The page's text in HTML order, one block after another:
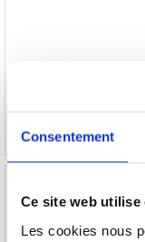
Consentement
Ce site web utilise
Les cookies nous